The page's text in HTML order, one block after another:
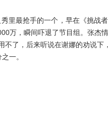
里最抢手的一个，早在《挑战
万，瞬间吓退了节目组。张杰
不了，后来听说在谢娜的劝说下
一。